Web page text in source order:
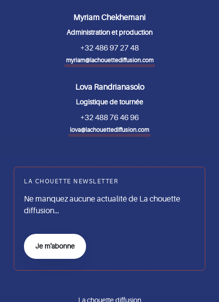
Myriam Chekhemani
Administration et production
+32 486 97 27 48
myriam@lachouettediffusion.com
Lova Randrianasolo
Logistique de tournée
+32 488 76 46 96
lova@lachouettediffusion.com
LA CHOUETTE NEWSLETTER
Ne manquez aucune actualité de La chouette
diffusion…
Je m'abonne
La chouette diffusion